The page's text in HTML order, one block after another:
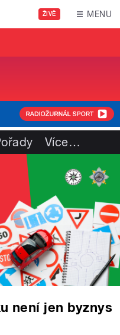
ŽIVĚ MENU
Více…
není jen byznys